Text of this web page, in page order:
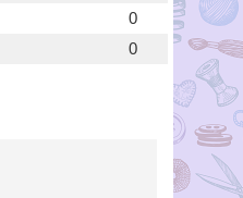
0
0